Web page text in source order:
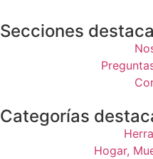
Secciones
Categorías
Hogar,